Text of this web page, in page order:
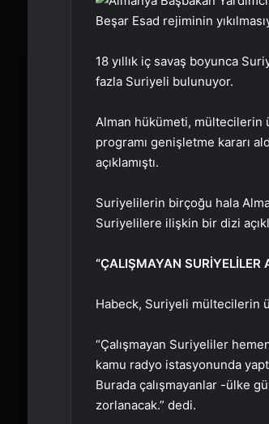
Beşar Esad rejiminin
18 yıllık iç savaş boyunca
fazla Suriyeli bulunuyor.
Alman hükümeti, mültecilerin
programı genişletme kararı
açıklamıştı.
Suriyelilerin birçoğu hala
Suriyelilere ilişkin bir dizi
“ÇALIŞMAYAN SURİYELİLER
Habeck, Suriyeli mültecilerin
“Çalışmayan Suriyeliler
kamu radyo istasyonunda
Burada çalışmayanlar -ülke
zorlanacak.” dedi.